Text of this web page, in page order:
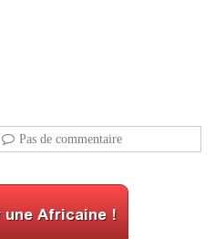
Pas de commentaire